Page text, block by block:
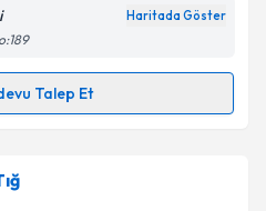
Haritada Göster
Talep Et
randevu almanız